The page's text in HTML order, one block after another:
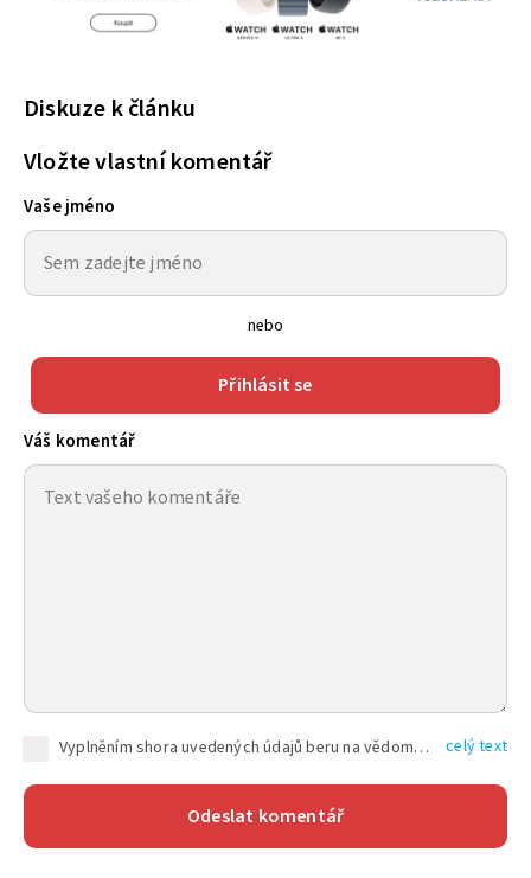
Diskuze k článku
Vložte vlastní komentář
Vaše jméno
nebo
Přihlásit se
Váš komentář
Vyplněním shora uvedených údajů beru na vědomí, že společnost TEXT FACTORY s.r.o., sídlem Brno, Durďákova 336/29, Černá Pole, PSČ: 613 00, IČ: 06157831, zapsané u Krajského soudu v Brně, oddíl C, vložka 100399, bude zpracovávat mé osobní údaje uvedené v rámci mnou vyplněného registračního formuláře na základě oprávněných zájmů TEXT FACTORY s.r.o. dle čl. 6 odst. 1 písm. f) GDPR a pro splnění právních povinností (čl. 6 odst. 1 písm. c) GDPR), a to pro tyto účely: nezbytnost zajistit oprávnění návštěvníka webových stránek provozovaných společností TEXT FACTORY s.r.o. přispívat aktivně ke zveřejněným článkům nebo v rámci diskusních fór a výkon práv TEXT FACTORY s.r.o. jako administrátora těchto diskusních fór. Více informací o zpracování osobních údajů a právech lze nalézt v celý text